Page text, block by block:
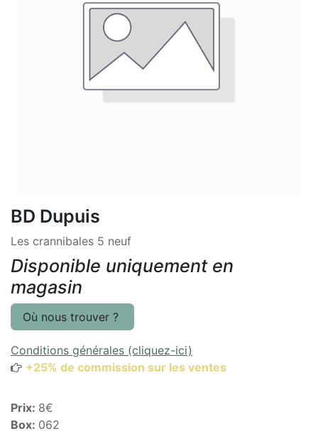
BD Dupuis
Les crannibales 5 neuf
Disponible uniquement en
magasin
Où nous trouver ?
Conditions générales (cliquez-ici)
+25% de commission sur les ventes
Prix: 8€
Box: 062